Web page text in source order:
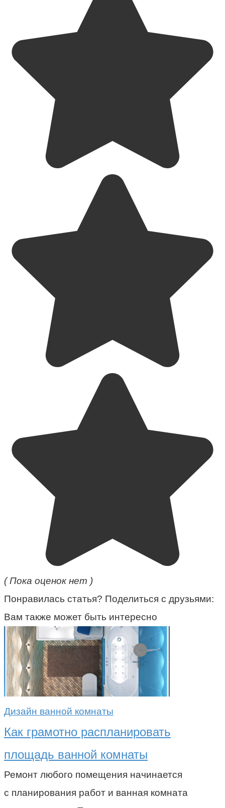
( Пока оценок нет )
Понравилась статья? Поделиться с друзьями:
Вам также может быть интересно
Дизайн ванной комнаты
Как грамотно распланировать
площадь ванной комнаты
Ремонт любого помещения начинается
с планирования работ и ванная комната